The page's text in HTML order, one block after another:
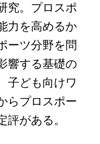
究。プロスポ
力を高めるか
ーツ分野を問
響する基礎の
子ども向けワ
らプロスポー
がある。